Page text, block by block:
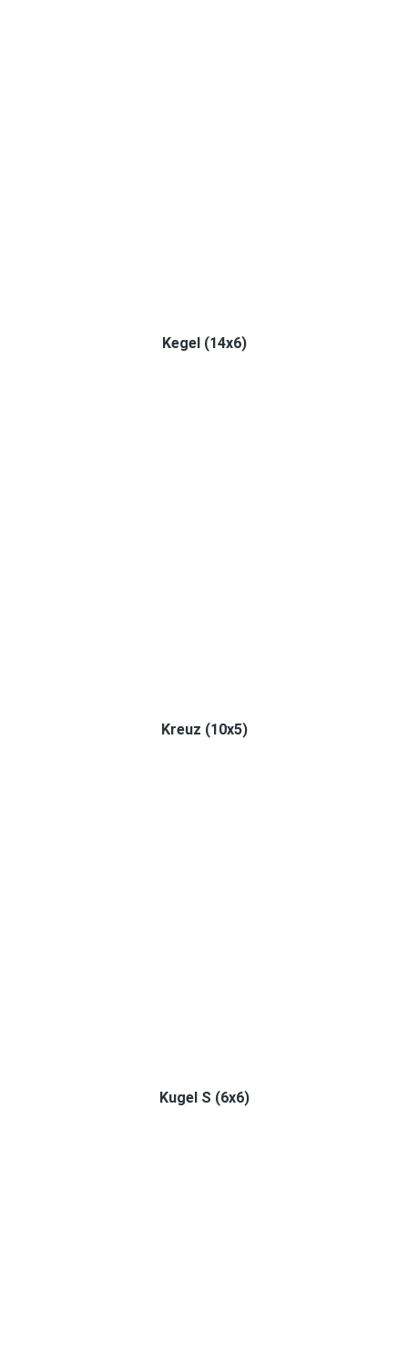
Kegel (14x6)
Kreuz (10x5)
Kugel S (6x6)